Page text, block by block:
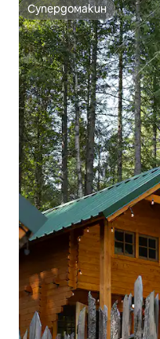
Супердомакин
Супердомакин